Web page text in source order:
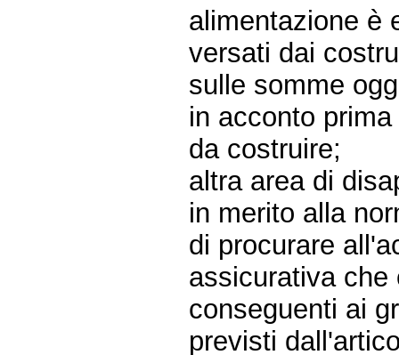
alimentazione è
versati dai
sulle somme
in acconto
da costruire;
altra area di
in merito alla
di procurare
assicurativa che
conseguenti ai
previsti